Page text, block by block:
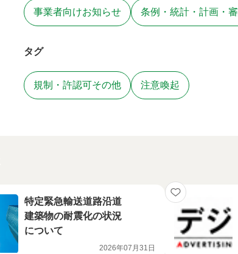
事業者向けお知らせ 条例・統計・計画・
タグ
規制・許認可その他 注意喚起
特定緊急輸送道路沿道
建築物の耐震化の状況
について
2026年07月31日